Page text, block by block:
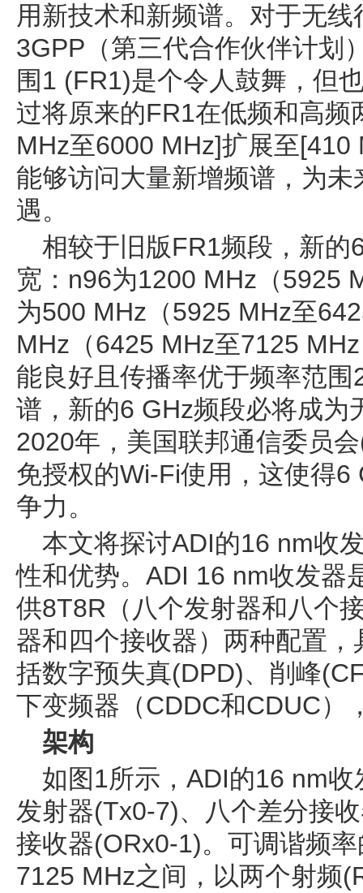
用新技术和新频谱。对于无
3GPP（第三代合作伙伴计划
围1 (FR1)是个令人鼓舞，但
过将原来的FR1在低频和高
MHz至6000 MHz]扩展至
能够访问大量新增频谱，为
遇。
相较于旧版FR1频段，新的
宽：n96为1200 MHz（5925
为500 MHz（5925 MHz至
MHz（6425 MHz至7125
能良好且传播率优于频率范
谱，新的6 GHz频段必将成为
2020年，美国联邦通信委员
免授权的Wi-Fi使用，这使得
争力。
本文将探讨ADI的16 nm收
性和优势。ADI 16 nm收发器
供8T8R（八个发射器和八个
器和四个接收器）两种配置
括数字预失真(DPD)、削峰
下变频器（CDDC和CDUC）
架构
如图1所示，ADI的16 nm
发射器(Tx0-7)、八个差分接
接收器(ORx0-1)。可调谐频
7125 MHz之间，以两个射频